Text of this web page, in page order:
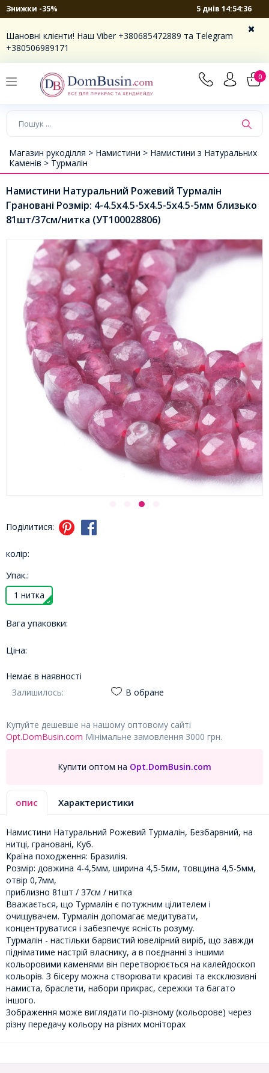
Знижки -35% 5 днів 14:54:35
Шановні клієнти! Наш Viber +380685472889 та Telegram
+380506989171
0
Магазин рукоділля > Намистини > Намистини з Натуральних
Каменів > Турмалін
Намистини Натуральний Рожевий Турмалін
Грановані Розмір: 4-4.5х4.5-5х4.5-5х4.5-5мм близько
81шт/37см/нитка (УТ100028806)
Поділитися:
колір:
Упак.:
1 нитка
Вага упаковки:
Ціна:
Немає в наявності
Залишилось:
В обране
Купуйте дешевше на нашому оптовому сайті
Opt.DomBusin.com Мінімальне замовлення 3000 грн.
Купити оптом на Opt.DomBusin.com
опис Характеристики
Намистини Натуральний Рожевий Турмалін, Безбарвний, на
нитці, грановані, Куб.
Країна походження: Бразилія.
Розмір: довжина 4-4,5мм, ширина 4,5-5мм, товщина 4,5-5мм,
отвір 0,7мм,
приблизно 81шт / 37см / нитка
Вважається, що Турмалін є потужним цілителем і
очищувачем. Турмалін допомагає медитувати,
концентруватися і забезпечує ясність розуму.
Турмалін - настільки барвистий ювелірний виріб, що завжди
підніматиме настрій власнику, а в поєднанні з іншими
кольоровими каменями він перетворюється на калейдоскоп
кольорів. З бісеру можна створювати красиві та ексклюзивні
намиста, браслети, набори прикрас, сережки та багато
іншого.
Зображення може виглядати по-різному (кольорове) через
різну передачу кольору на різних моніторах